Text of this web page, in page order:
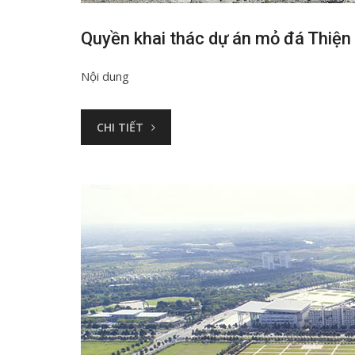
Quyền khai thác dự án mỏ đá Thiện
Nội dung
CHI TIẾT